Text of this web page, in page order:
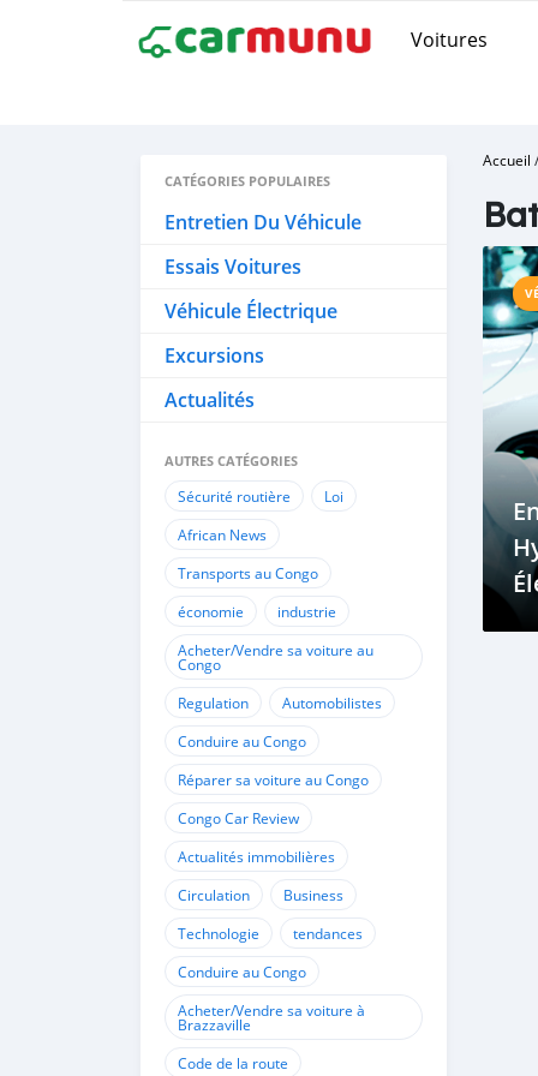
Voitures
CATÉGORIES POPULAIRES
Entretien Du Véhicule
Essais Voitures
Véhicule Électrique
Excursions
Actualités
AUTRES CATÉGORIES
Sécurité routière
Loi
African News
Transports au Congo
économie
industrie
Acheter/Vendre sa voiture au
Congo
Regulation
Automobilistes
Conduire au Congo
Réparer sa voiture au Congo
Congo Car Review
Actualités immobilières
Circulation
Business
Technologie
tendances
Conduire au Congo
Acheter/Vendre sa voiture à
Brazzaville
Code de la route
Accueil